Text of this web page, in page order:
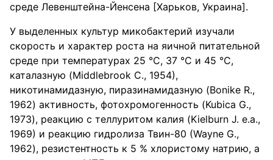
среде Левенштейна-Йенсена [Харьков, Украина].
У выделенных культур микобактерий изучали
скорость и характер роста на яичной питательной
среде при температурах 25 °С, 37 °С и 45 °С,
каталазную (Middlebrook С., 1954),
никотинамидазную, пиразинамидазную (Bonike R.,
1962) активность, фотохромогенность (Kubica G.,
1973), реакцию с теллуритом калия (Kielburn J. е.а.,
1969) и реакцию гидролиза Твин-80 (Wayne G.,
1962), резистентность к 5 % хлористому натрию, а